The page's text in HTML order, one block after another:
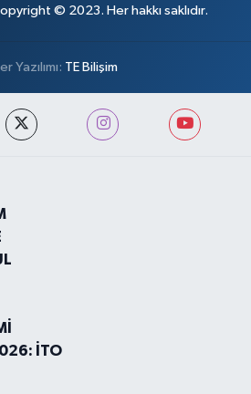
© 2023. Her hakkı saklıdır.
Yazılımı: TE Bilişim
İTO